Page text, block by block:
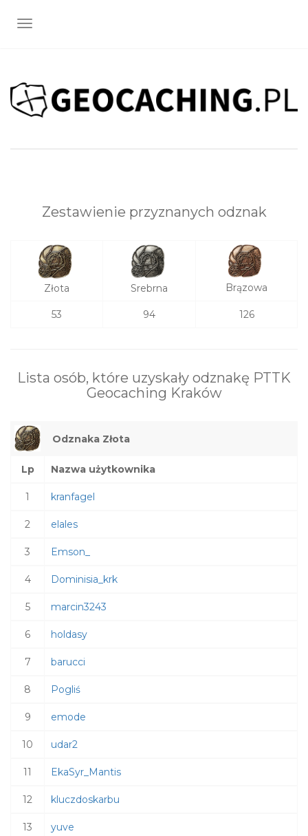
TOGGLE NAVIGATION
Zestawienie przyznanych odznak
Złota Srebrna Brązowa
53 94 126
Lista osób, które uzyskały odznakę PTTK
Geocaching Kraków
Odznaka Złota
Lp Nazwa użytkownika
1 kranfagel
2 elales
3 Emson_
4 Dominisia_krk
5 marcin3243
6 holdasy
7 barucci
8 Pogliś
9 emode
10 udar2
11 EkaSyr_Mantis
12 kluczdoskarbu
13 yuve